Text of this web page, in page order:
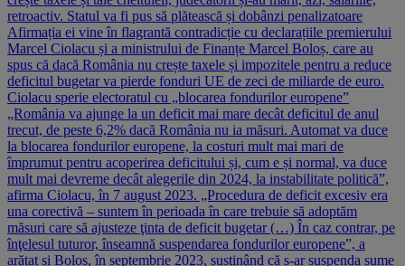
retroactiv. Statul va fi pus să plătească și dobânzi penalizatoare
Afirmația ei vine în flagrantă contradicție cu declarațiile premierului
Marcel Ciolacu și a ministrului de Finanțe Marcel Boloș, care au
spus că dacă România nu crește taxele și impozitele pentru a reduce
deficitul bugetar va pierde fonduri UE de zeci de miliarde de euro.
Ciolacu sperie electoratul cu „blocarea fondurilor europene”
„România va ajunge la un deficit mai mare decât deficitul de anul
trecut, de peste 6,2% dacă România nu ia măsuri. Automat va duce
la blocarea fondurilor europene, la costuri mult mai mari de
împrumut pentru acoperirea deficitului și, cum e și normal, va duce
mult mai devreme decât alegerile din 2024, la instabilitate politică”,
afirma Ciolacu, în 7 august 2023. „Procedura de deficit excesiv era
una corectivă – suntem în perioada în care trebuie să adoptăm
măsuri care să ajusteze ţinta de deficit bugetar (…) În caz contrar, pe
înţelesul tuturor, înseamnă suspendarea fondurilor europene”, a
arătat și Boloș, în septembrie 2023, susținând că s-ar suspenda sume